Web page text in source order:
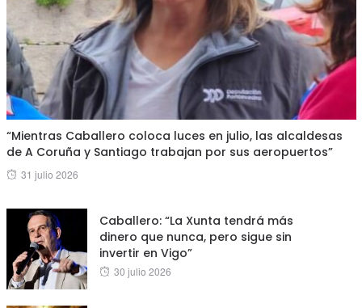
“Mientras Caballero coloca luces en julio, las alcaldesas
de A Coruña y Santiago trabajan por sus aeropuertos”
Posted
31 julio 2026
Caballero: “La Xunta tendrá más
dinero que nunca, pero sigue sin
invertir en Vigo”
Posted
30 julio 2026